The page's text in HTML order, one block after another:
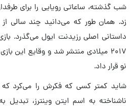
شب گذشته، ساعاتی رویایی را برای
زد. همان طور که می‌دانید چند سالی
۲۰۱۷ میلادی منتشر شد و وقایع این
نو قرار داد.
شاید کمتر کسی که فکرش را می‌کرد
ناشناخته به اسم ایتن وینترز،